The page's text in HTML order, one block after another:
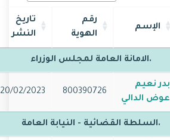
الإسم
رقم
الهوية
تاريخ
النشر
.الامانة العامة لمجلس الوزراء
بدر نعيم
عوض الدالي
800390726
20/02/2023
.السلطة القضائية - النيابة العامة